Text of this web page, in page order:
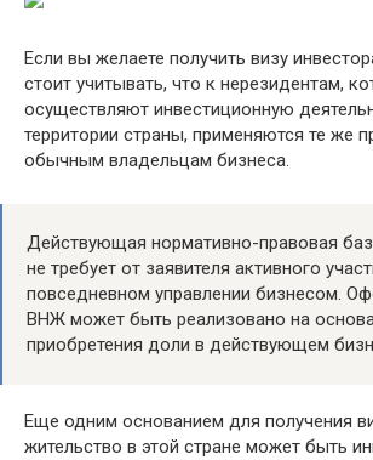
Если вы желаете получить визу
стоит учитывать, что к нерезидентам,
осуществляют инвестиционную
территории страны, применяются те же
обычным владельцам бизнеса.
Действующая нормативно-правовая
не требует от заявителя активного
повседневном управлении бизнесом.
ВНЖ может быть реализовано на
приобретения доли в действующем
Еще одним основанием для получения
жительство в этой стране может быть